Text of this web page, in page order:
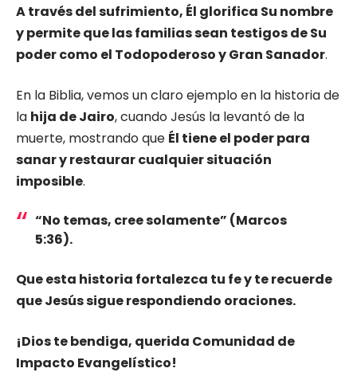
A través del sufrimiento, Él glorifica Su nombre
y permite que las familias sean testigos de Su
poder como el Todopoderoso y Gran Sanador.
En la Biblia, vemos un claro ejemplo en la historia de
la hija de Jairo, cuando Jesús la levantó de la
muerte, mostrando que Él tiene el poder para
sanar y restaurar cualquier situación
imposible.
“No temas, cree solamente” (Marcos
5:36).
Que esta historia fortalezca tu fe y te recuerde
que Jesús sigue respondiendo oraciones.
¡Dios te bendiga, querida Comunidad de
Impacto Evangelístico!